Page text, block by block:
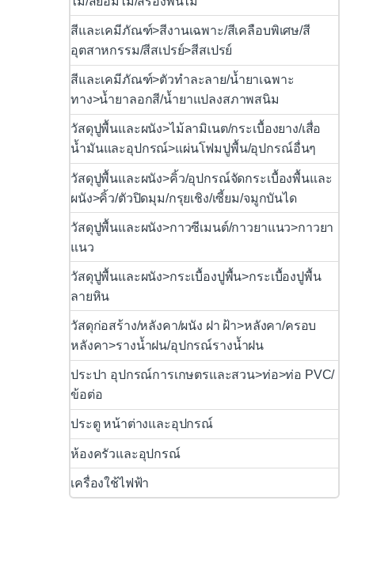
สีและเคมีภัณฑ์>สีงานเฉพาะ/สีเคลือบพิเศษ/สี
อุตสาหกรรม/สีสเปรย์>สีสเปรย์
สีและเคมีภัณฑ์>ตัวทำละลาย/น้ำยาเฉพาะ
ทาง>น้ำยาลอกสี/น้ำยาแปลงสภาพสนิม
วัสดุปูพื้นและผนัง>ไม้ลามิเนต/กระเบื้องยาง/เสื่อ
น้ำมันและอุปกรณ์>แผ่นโฟมปูพื้น/อุปกรณ์อื่นๆ
วัสดุปูพื้นและผนัง>คิ้ว/อุปกรณ์จัดกระเบื้องพื้นและ
ผนัง>คิ้ว/ตัวปิดมุม/กรุยเชิง/เซี้ยม/จมูกบันได
วัสดุปูพื้นและผนัง>กาวซีเมนต์/กาวยาแนว>กาวยา
แนว
วัสดุปูพื้นและผนัง>กระเบื้องปูพื้น>กระเบื้องปูพื้น
ลายหิน
วัสดุก่อสร้าง/หลังคา/ผนัง ฝา ฝ้า>หลังคา/ครอบ
หลังคา>รางน้ำฝน/อุปกรณ์รางน้ำฝน
ประปา อุปกรณ์การเกษตรและสวน>ท่อ>ท่อ PVC/
ข้อต่อ
ประตู หน้าต่างและอุปกรณ์
ห้องครัวและอุปกรณ์
เครื่องใช้ไฟฟ้า